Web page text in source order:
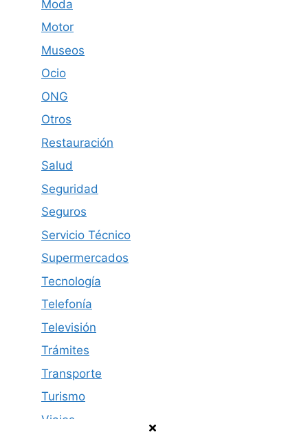
Moda
Motor
Museos
Ocio
ONG
Otros
Restauración
Salud
Seguridad
Seguros
Servicio Técnico
Supermercados
Tecnología
Telefonía
Televisión
Trámites
Transporte
Turismo
Viajes